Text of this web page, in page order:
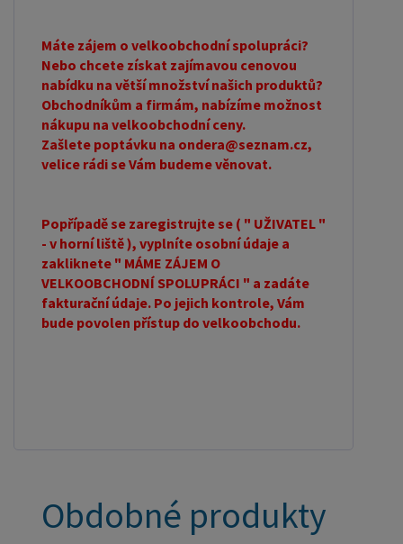
Máte zájem o velkoobchodní spolupráci?
Nebo chcete získat zajímavou cenovou
nabídku na větší množství našich produktů?
Obchodníkům a firmám, nabízíme možnost
nákupu na velkoobchodní ceny.
Zašlete poptávku na ondera@seznam.cz,
velice rádi se Vám budeme věnovat.
Popřípadě se zaregistrujte se ( " UŽIVATEL "
- v horní liště ), vyplníte osobní údaje a
zakliknete " MÁME ZÁJEM O
VELKOOBCHODNÍ SPOLUPRÁCI " a zadáte
fakturační údaje. Po jejich kontrole, Vám
bude povolen přístup do velkoobchodu.
Obdobné produkty